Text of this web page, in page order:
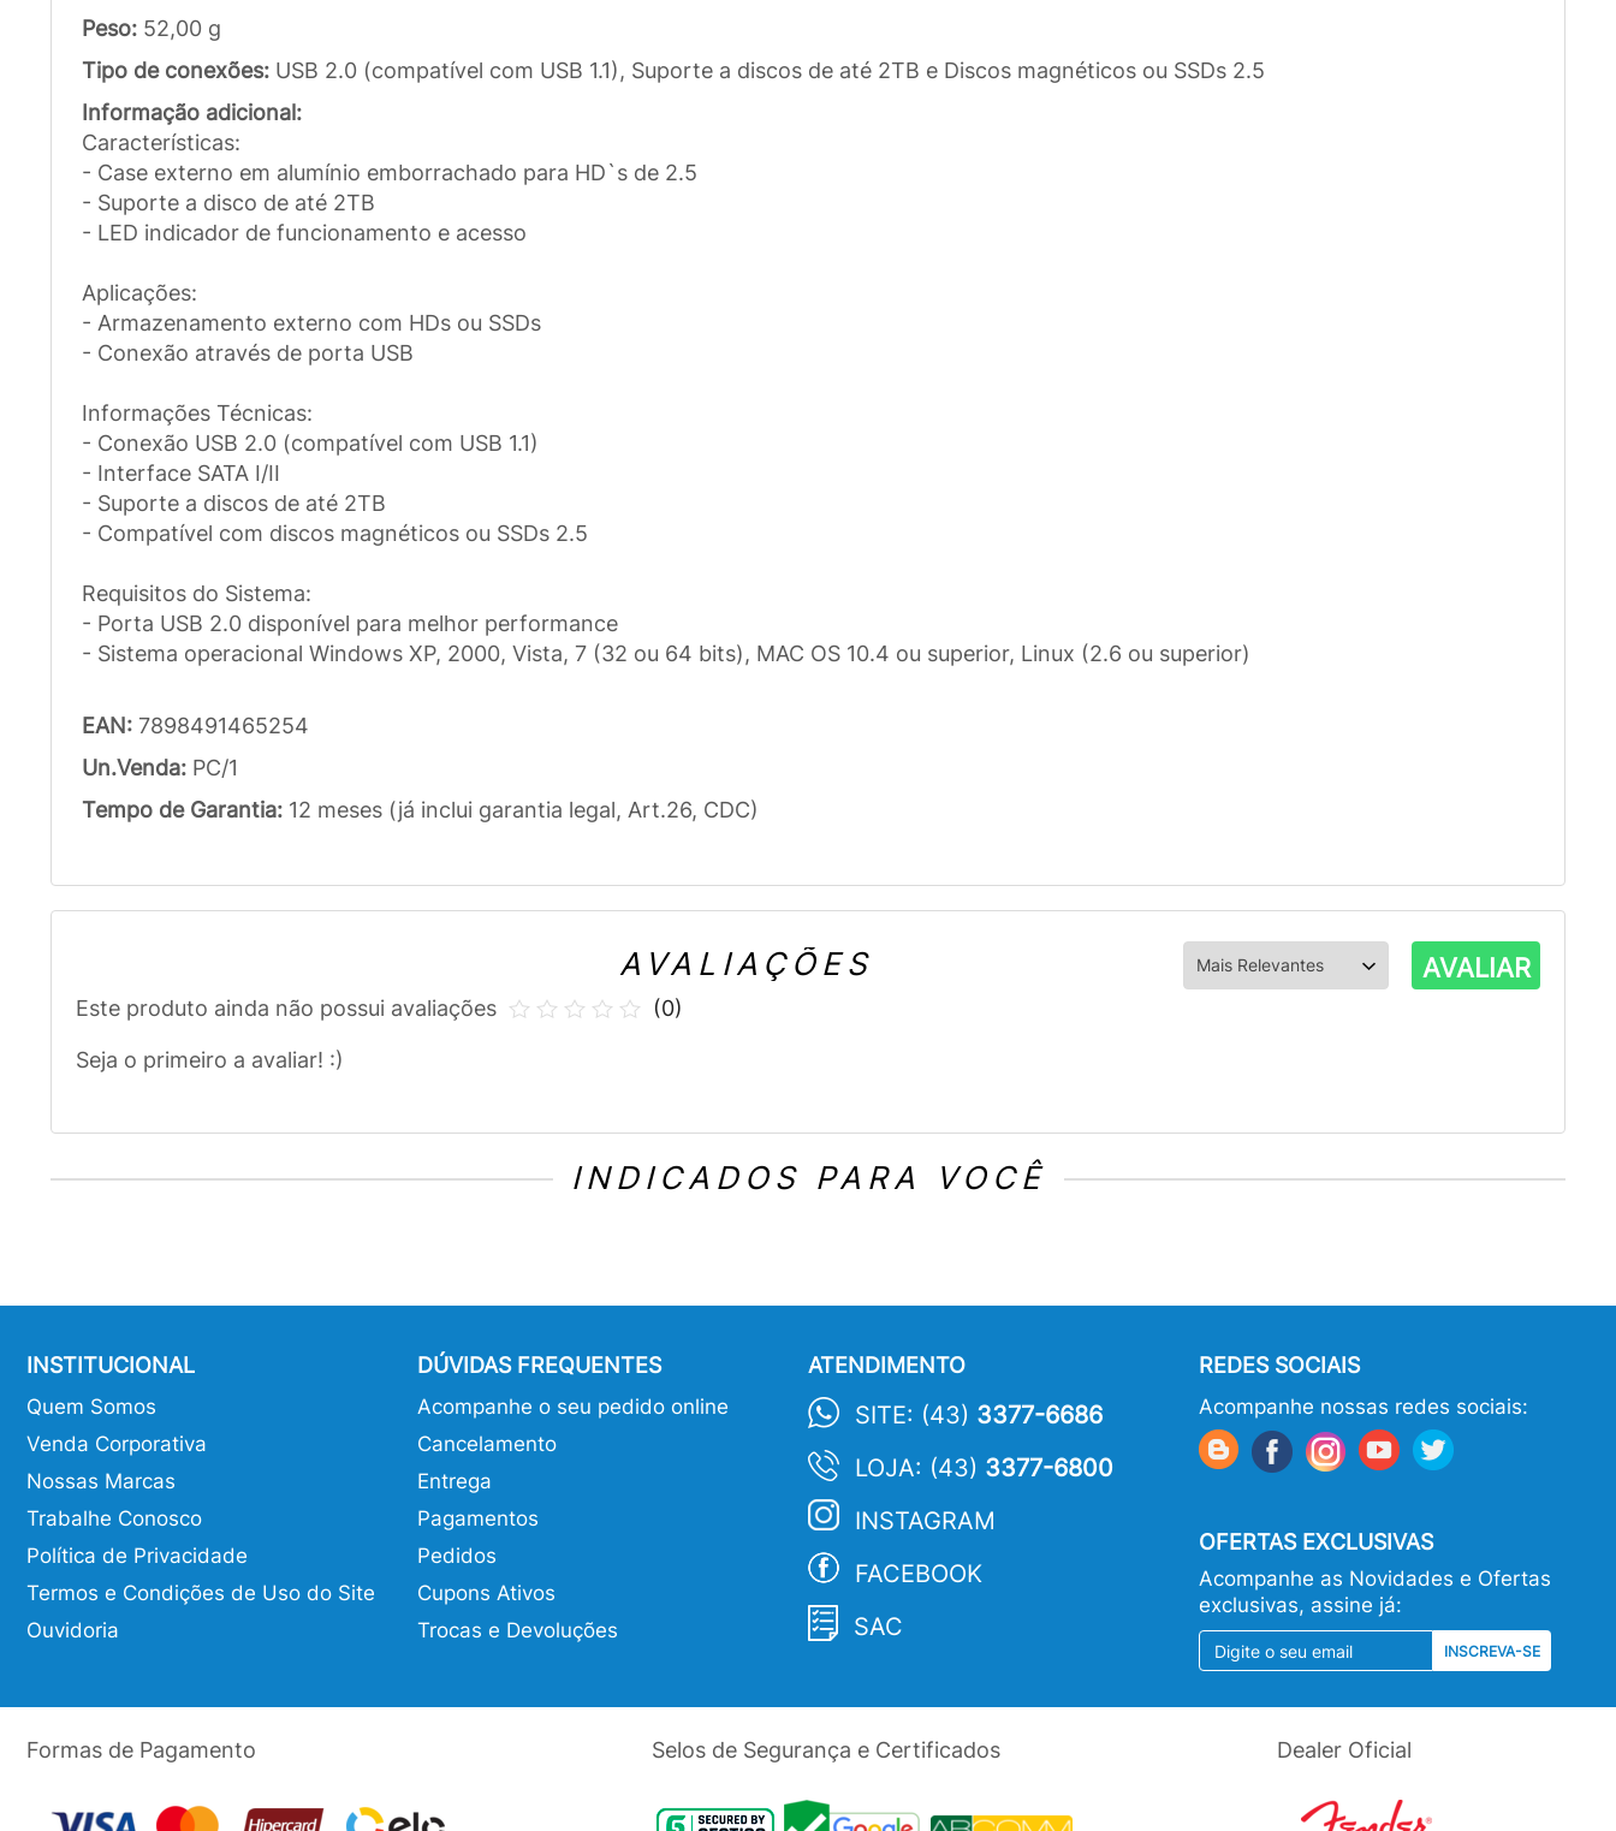
Peso: 52,00 g
Tipo de conexões: USB 2.0 (compatível com USB 1.1), Suporte a discos de até 2TB e Discos magnéticos ou SSDs 2.5
Informação adicional:
Características:
- Case externo em alumínio emborrachado para HD`s de 2.5
- Suporte a disco de até 2TB
- LED indicador de funcionamento e acesso
Aplicações:
- Armazenamento externo com HDs ou SSDs
- Conexão através de porta USB
Informações Técnicas:
- Conexão USB 2.0 (compatível com USB 1.1)
- Interface SATA I/II
- Suporte a discos de até 2TB
- Compatível com discos magnéticos ou SSDs 2.5
Requisitos do Sistema:
- Porta USB 2.0 disponível para melhor performance
- Sistema operacional Windows XP, 2000, Vista, 7 (32 ou 64 bits), MAC OS 10.4 ou superior, Linux (2.6 ou superior)
EAN: 7898491465254
Un.Venda: PC/1
Tempo de Garantia: 12 meses (já inclui garantia legal, Art.26, CDC)
AVALIAÇÕES AVALIAR
Este produto ainda não possui avaliações
Seja o primeiro a avaliar! :)
(0)
INDICADOS PARA VOCÊ
INSTITUCIONAL
Quem Somos
Venda Corporativa
Nossas Marcas
Trabalhe Conosco
Política de Privacidade
Termos e Condições de Uso do Site
Ouvidoria
DÚVIDAS FREQUENTES
Acompanhe o seu pedido online
Cancelamento
Entrega
Pagamentos
Pedidos
Cupons Ativos
Trocas e Devoluções
ATENDIMENTO
SITE: (43) 3377-6686
LOJA: (43) 3377-6800
INSTAGRAM
FACEBOOK
SAC
REDES SOCIAIS
Acompanhe nossas redes sociais:
OFERTAS EXCLUSIVAS
Acompanhe as Novidades e Ofertas
exclusivas, assine já:
INSCREVA-SE
Formas de Pagamento Selos de Segurança e Certificados Dealer Oficial